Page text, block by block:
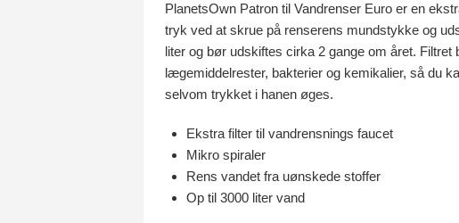
PlanetsOwn Patron til Vandrenser Euro er en
tryk ved at skrue på renserens mundstykke og
liter og bør udskiftes cirka 2 gange om året.
lægemiddelrester, bakterier og kemikalier, så du
selvom trykket i hanen øges.
Ekstra filter til vandrensnings faucet
Mikro spiraler
Rens vandet fra uønskede stoffer
Op til 3000 liter vand